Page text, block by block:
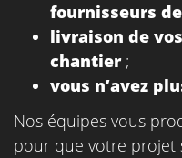
fournisseurs
livraison de
chantier;
vous n’avez
Nos équipes vous
pour que votre projet